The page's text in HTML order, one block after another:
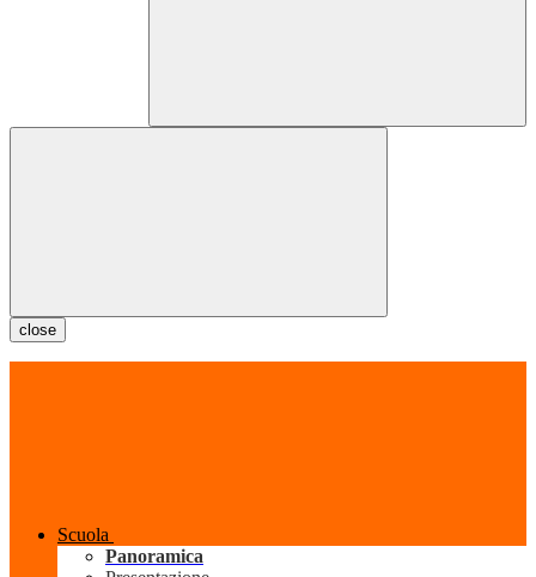
close
Scuola
Panoramica